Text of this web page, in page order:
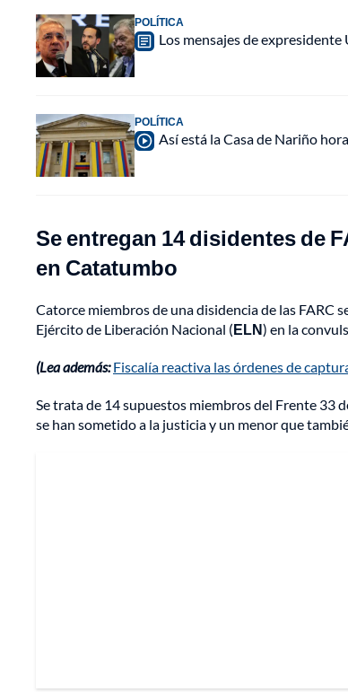
POLÍTICA
Los mensajes de
POLÍTICA
Así está la Casa de Nariño
Se entregan 14 disidentes de
en Catatumbo
Catorce miembros de una disidencia de las FARC
Ejército de Liberación Nacional (ELN) en la
(Lea además:Fiscalía reactiva las órdenes de
Se trata de 14 supuestos miembros del Frente 33
se han sometido a la justicia y un menor que